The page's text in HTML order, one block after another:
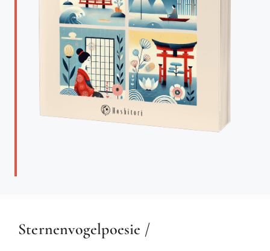
Sternenvogelpoesie /